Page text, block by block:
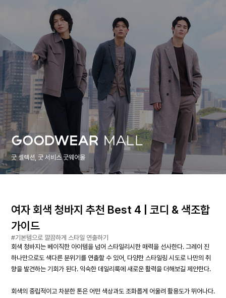
굿 셀렉션, 굿 서비스 굿웨어몰
여자 회색 청바지 추천 Best 4 | 코디 & 색조합
가이드
#기본템으로 깔끔하게 스타일 연출하기
회색 청바지는 베이직한 아이템을 넘어 스타일리시한 매력을 선사한다. 그레이 진
하나만으로도 색다른 분위기를 연출할 수 있어, 다양한 스타일링 시도로 나만의 취
향을 발견하는 기회가 된다. 익숙한 데일리룩에 새로운 활력을 더해보길 제안한다.
회색의 중립적이고 차분한 톤은 어떤 색상과도 조화롭게 어울려 활용도가 뛰어나다.